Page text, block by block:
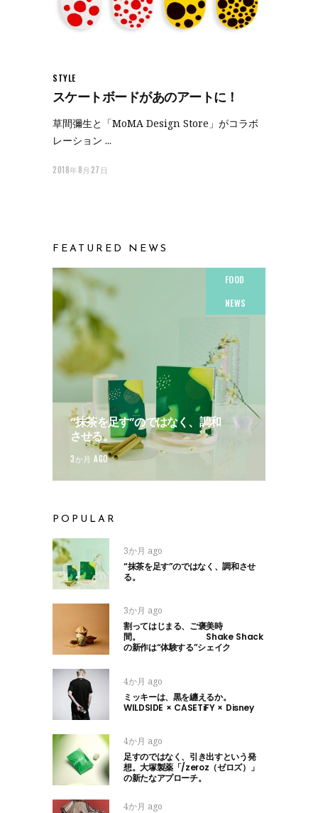
STYLE
スケートボードがあのアートに！
草間彌生と「MoMA Design Store」がコラボ
レーション
2018年8月27日
FEATURED NEWS
FOOD
NEWS
“抹茶を足す”のではなく、調和
させる。
3か月 AGO
POPULAR
3か月 ago
“抹茶を足す”のではなく、調和させ
る。
3か月 ago
割ってはじまる、ご褒美時
間。 Shake Shack
の新作は“体験する”シェイク
4か月 ago
ミッキーは、黒を纏えるか。
WILDSIDE × CASETiFY × Disney
4か月 ago
足すのではなく、引き出すという発
想。大塚製薬「/zeroz（ゼロズ）」
の新たなアプローチ。
4か月 ago